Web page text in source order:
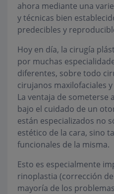
ahora mediante una
y técnicas bien
predecibles y
Hoy en día, la cirugía
por muchas
diferentes, sobre todo
cirujanos maxilofaciales
La ventaja de someterse
bajo el cuidado de un
están especializados no
estético de la cara, sino
funcionales de la misma.
Esto es especialmente
rinoplastia (corrección
mayoría de los